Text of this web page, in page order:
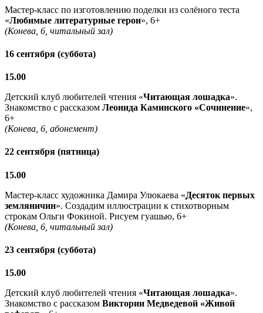
Мастер-класс по изготовлению поделки из солёного теста
«Любимые литературные герои», 6+
(Конева, 6, читальный зал)
16 сентября (суббота)
15.00
Детский клуб любителей чтения «Читающая лошадка».
Знакомство с рассказом Леонида Каминского «Сочинение»,
6+
(Конева, 6, абонемент)
22 сентября (пятница)
15.00
Мастер-класс художника Дамира Улюкаева «Десяток первых
земляничин». Создадим иллюстрации к стихотворным
строкам Ольги Фокиной. Рисуем гуашью, 6+
(Конева, 6, читальный зал)
23 сентября (суббота)
15.00
Детский клуб любителей чтения «Читающая лошадка».
Знакомство с рассказом Виктории Медведевой «Живой